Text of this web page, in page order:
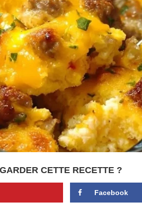
CETTE RECETTE ?
Facebook